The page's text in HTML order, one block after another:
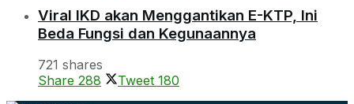
Viral IKD akan Menggantikan E-KTP, Ini
Beda Fungsi dan Kegunaannya
721 shares
Share 288 Tweet 180